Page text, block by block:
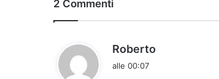
2 Commenti
Roberto
alle 00:07